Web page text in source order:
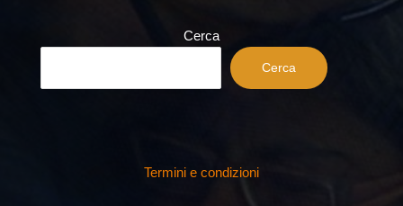
Cerca
Cerca
Termini e condizioni